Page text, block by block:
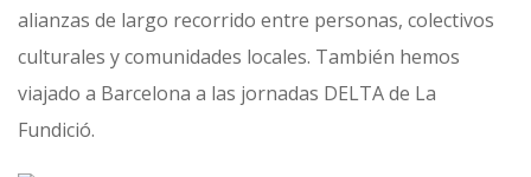
alianzas de largo recorrido entre personas, colectivos
culturales y comunidades locales. También hemos
viajado a Barcelona a las jornadas DELTA de La
Fundició.